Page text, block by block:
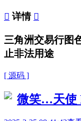
 详情 
三角洲交易行图
止非法用途
[ 源码 ]
微笑…天使